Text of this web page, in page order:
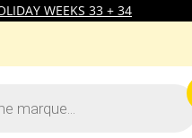
WEEKS 33 + 34